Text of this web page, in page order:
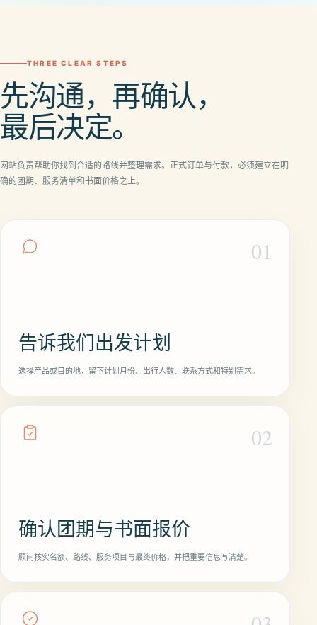
THREE CLEAR STEPS
先沟通，再确认，
最后决定。
网站负责帮助你找到合适的路线并整理需求。正式订单与付款，必须建立在明
确的团期、服务清单和书面价格之上。
01
告诉我们出发计划
选择产品或目的地，留下计划月份、出行人数、联系方式和特别需求。
02
确认团期与书面报价
顾问核实名额、路线、服务项目与最终价格，并把重要信息写清楚。